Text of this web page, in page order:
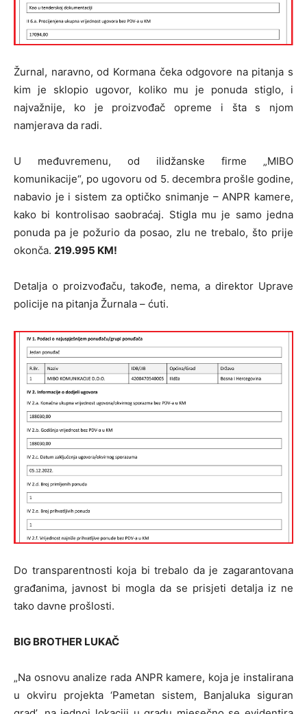
Žurnal, naravno, od Kormana čeka odgovore na pitanja s
kim je sklopio ugovor, koliko mu je ponuda stiglo, i
najvažnije, ko je proizvođač opreme i šta s njom
namjerava da radi.
U međuvremenu, od ilidžanske firme „MIBO
komunikacije“, po ugovoru od 5. decembra prošle godine,
nabavio je i sistem za optičko snimanje – ANPR kamere,
kako bi kontrolisao saobraćaj. Stigla mu je samo jedna
ponuda pa je požurio da posao, zlu ne trebalo, što prije
okonča. 219.995 KM!
Detalja o proizvođaču, takođe, nema, a direktor Uprave
policije na pitanja Žurnala – ćuti.
Do transparentnosti koja bi trebalo da je zagarantovana
građanima, javnost bi mogla da se prisjeti detalja iz ne
tako davne prošlosti.
BIG BROTHER LUKAČ
„Na osnovu analize rada ANPR kamere, koja je instalirana
u okviru projekta ‘Pametan sistem, Banjaluka siguran